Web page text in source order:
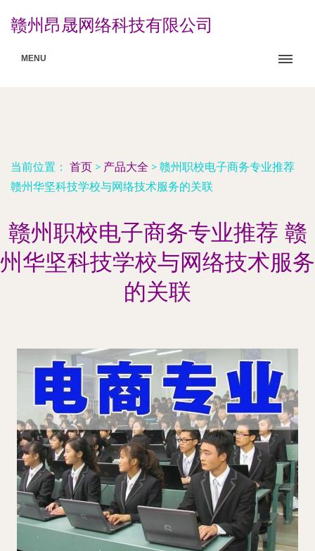
赣州昂晟网络科技有限公司
MENU
当前位置： 首页 > 产品大全 > 赣州职校电子商务专业推荐
赣州华坚科技学校与网络技术服务的关联
赣州职校电子商务专业推荐 赣
州华坚科技学校与网络技术服务
的关联